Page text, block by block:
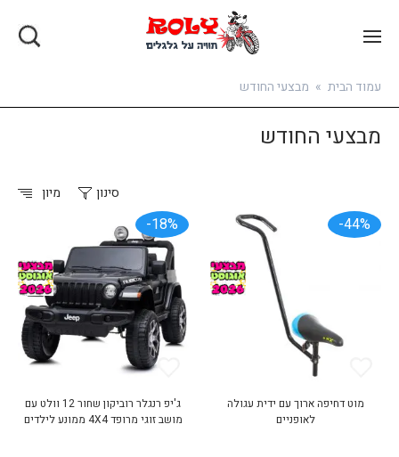
בואו להירשם
עמוד הבית » מבצעי החודש
מבצעי החודש
מיון סינון
44%-
מוט דחיפה ארוך עם ידית עגולה
לאופניים
18%-
ג'יפ רנגלר רוביקון שחור 12 וולט עם
מושב זוגי מרופד 4X4 ממונע לילדים